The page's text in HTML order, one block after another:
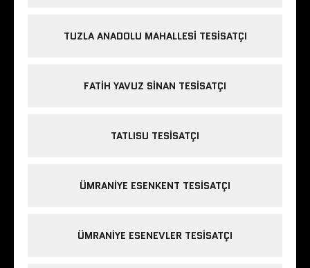
TUZLA ANADOLU MAHALLESI TESISATÇI
FATIH YAVUZ SINAN TESISATÇI
TATLISU TESISATÇI
ÜMRANIYE ESENKENT TESISATÇI
ÜMRANIYE ESENEVLER TESISATÇI